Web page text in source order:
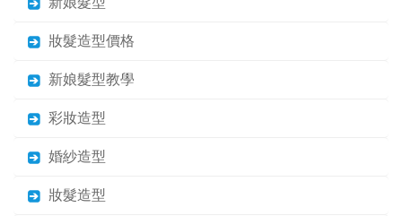
妝髮造型價格
新娘髮型教學
彩妝造型
婚紗造型
妝髮造型